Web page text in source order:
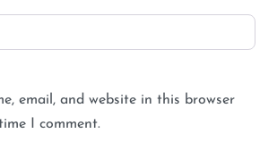
email, and website in this browser
I comment.